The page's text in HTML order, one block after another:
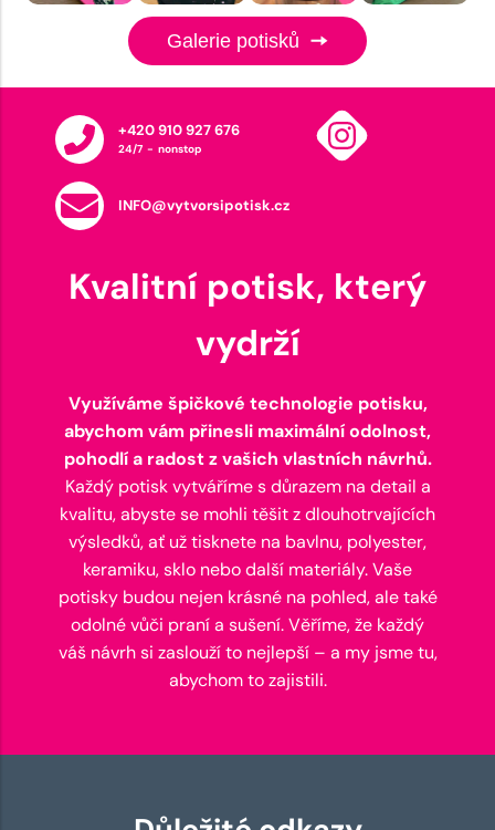
Galerie potisků
+420 910 927 676
24/7 - nonstop
INFO@vytvorsipotisk.cz
Kvalitní potisk, který
vydrží
Využíváme špičkové technologie potisku,
abychom vám přinesli maximální odolnost,
pohodlí a radost z vašich vlastních návrhů.
Každý potisk vytváříme s důrazem na detail a
kvalitu, abyste se mohli těšit z dlouhotrvajících
výsledků, ať už tisknete na bavlnu, polyester,
keramiku, sklo nebo další materiály. Vaše
potisky budou nejen krásné na pohled, ale také
odolné vůči praní a sušení. Věříme, že každý
váš návrh si zaslouží to nejlepší – a my jsme tu,
abychom to zajistili.